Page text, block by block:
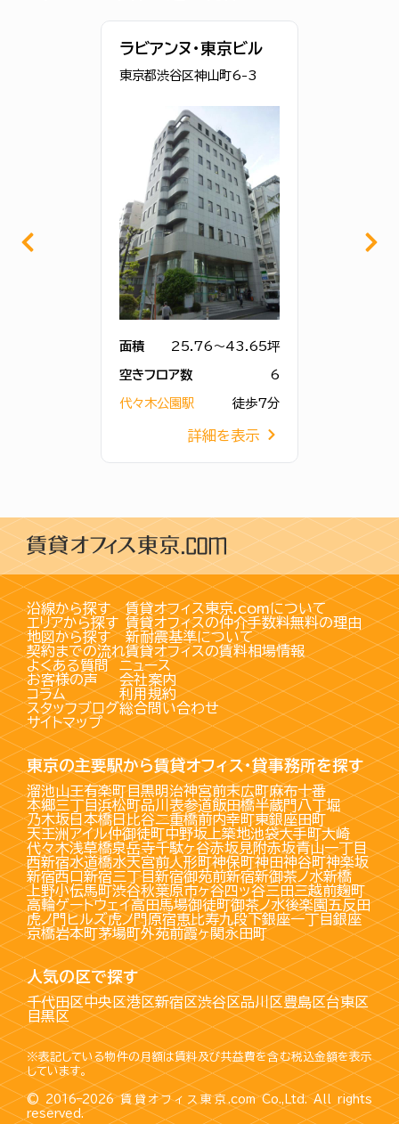
ラビアンヌ・東京ビル
東京都渋谷区神山町6-3
面積 25.76～43.65坪
空きフロア数 6
代々木公園駅 徒歩7分
詳細を表示
沿線から探す
エリアから探す
地図から探す
契約までの流れ
賃貸オフィス東京.comについて
賃貸オフィスの仲介手数料無料の理由
新耐震基準について
賃貸オフィスの賃料相場情報
よくある質問
お客様の声
コラム
スタッフブログ
サイトマップ
ニュース
会社案内
利用規約
総合問い合わせ
東京の主要駅から賃貸オフィス・貸事務所を探す
溜池山王有楽町目黒明治神宮前末広町麻布十番
本郷三丁目浜松町品川 表参道飯田橋半蔵門八丁堀
乃木坂日本橋日比谷二重橋前内幸町東銀座田町
天王洲アイル仲御徒町中野坂上築地池袋大手町大崎
代々木浅草橋泉岳寺千駄ヶ谷赤坂見附赤坂青山一丁目
西新宿水道橋水天宮前人形町神保町神田神谷町神楽坂
新宿西口新宿三丁目新宿御苑前新宿新御茶ノ水新橋
上野小伝馬町渋谷秋葉原市ヶ谷四ッ谷三田三越前麹町
高輪ゲートウェイ高田馬場御徒町御茶ノ水後楽園五反田
虎ノ門ヒルズ虎ノ門原宿恵比寿九段下銀座一丁目銀座
京橋岩本町茅場町外苑前霞ヶ関永田町
人気の区で探す
千代田区中央区港区新宿区渋谷区品川区豊島区台東区
目黒区
※表記している物件の月額は賃料及び共益費を含む税込金額を表示
しています。
© 2016–2026賃貸オフィス東京.comCo.,Ltd. All rights
reserved.